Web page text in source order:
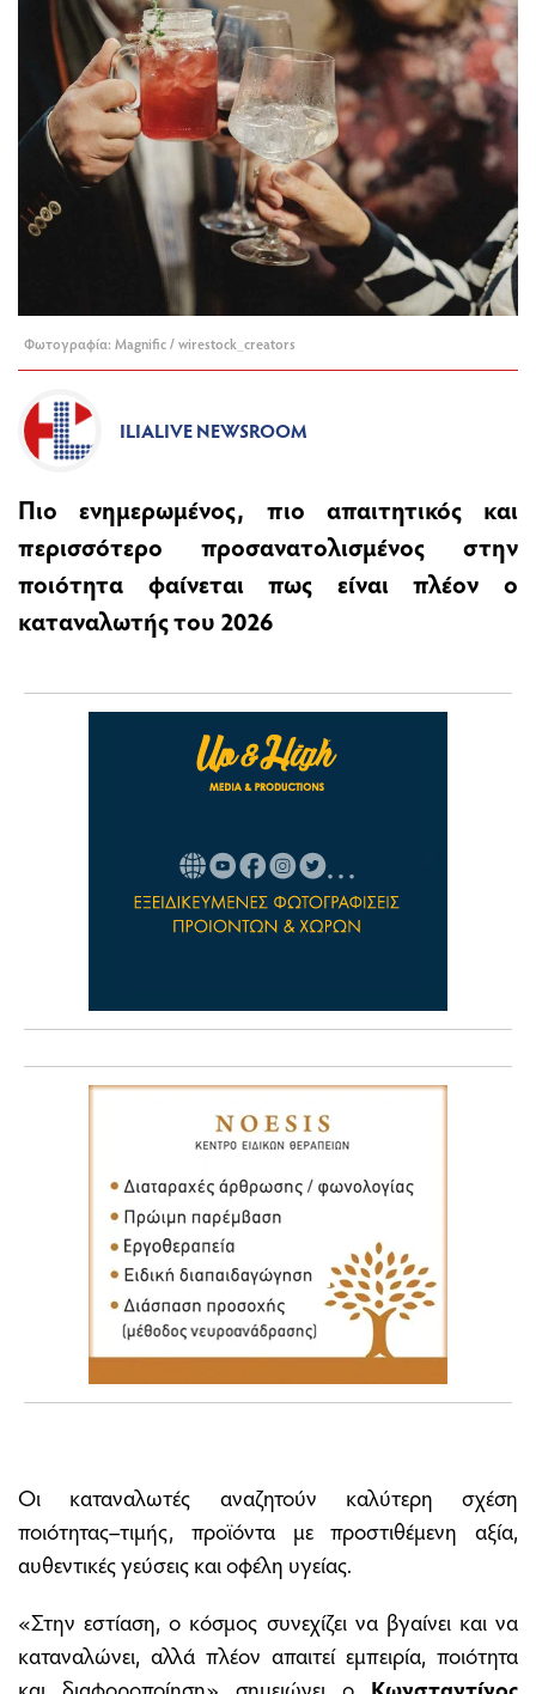
Φωτογραφία: Magnific / wirestock_creators
ILIALIVE NEWSROOM
Πιο ενημερωμένος, πιο απαιτητικός και
περισσότερο προσανατολισμένος στην
ποιότητα φαίνεται πως είναι πλέον ο
καταναλωτής του 2026
Οι καταναλωτές αναζητούν καλύτερη σχέση
ποιότητας–τιμής, προϊόντα με προστιθέμενη αξία,
αυθεντικές γεύσεις και οφέλη υγείας.
«Στην εστίαση, ο κόσμος συνεχίζει να βγαίνει και να
καταναλώνει, αλλά πλέον απαιτεί εμπειρία, ποιότητα
και διαφοροποίηση» σημειώνει ο Κωνσταντίνος